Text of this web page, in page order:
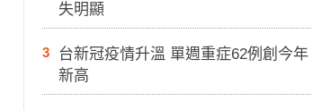
失明顯
3
台新冠疫情升溫 單週重症62例創今年
新高